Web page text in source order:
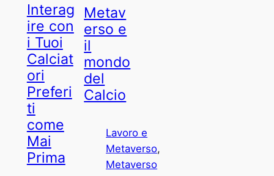
Interag
ire con
i Tuoi
Calciat
ori
Preferi
ti
come
Mai
Prima
Metav
erso e
il
mondo
del
Calcio
Lavoro e
Metaverso
Metaverso